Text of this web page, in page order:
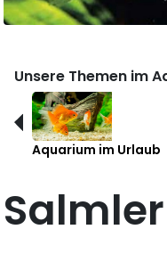
Unsere Themen im
Aquarium im Urlaub
Salmler